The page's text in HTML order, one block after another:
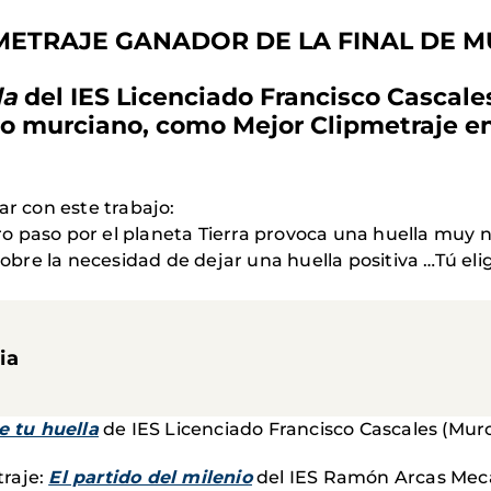
GANADOR DE LA FINAL DE
del IES Licenciado Francisco
murciano, como Mejor Clipmetraje
con este trabajo:
paso por el planeta Tierra provoca una huella muy
la necesidad de dejar una huella positiva …Tú
tu huellade IES Licenciado Francisco Cascales
El partido del mileniodel IES Ramón Arcas